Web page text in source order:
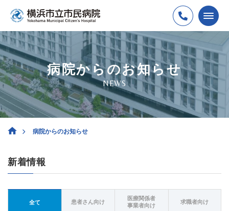
病院からのお知らせ
NEWS
病院からのお知らせ
新着情報
全て 患者さん向け
医療関係者
事業者向け
求職者向け